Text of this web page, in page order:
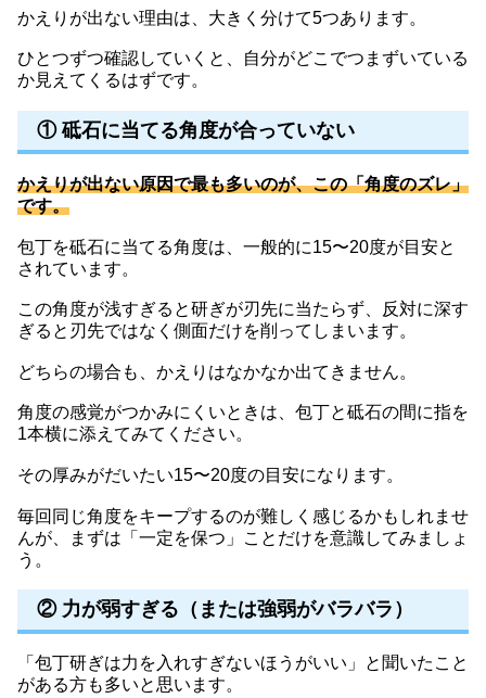
かえりが出ない理由は、大きく分けて5つあります。
ひとつずつ確認していくと、自分がどこでつまずいている
か見えてくるはずです。
① 砥石に当てる角度が合っていない
かえりが出ない原因で最も多いのが、この「角度のズレ」
です。
包丁を砥石に当てる角度は、一般的に15〜20度が目安と
されています。
この角度が浅すぎると研ぎが刃先に当たらず、反対に深す
ぎると刃先ではなく側面だけを削ってしまいます。
どちらの場合も、かえりはなかなか出てきません。
角度の感覚がつかみにくいときは、包丁と砥石の間に指を
1本横に添えてみてください。
その厚みがだいたい15〜20度の目安になります。
毎回同じ角度をキープするのが難しく感じるかもしれませ
んが、まずは「一定を保つ」ことだけを意識してみましょ
う。
② 力が弱すぎる（または強弱がバラバラ）
「包丁研ぎは力を入れすぎないほうがいい」と聞いたこと
がある方も多いと思います。